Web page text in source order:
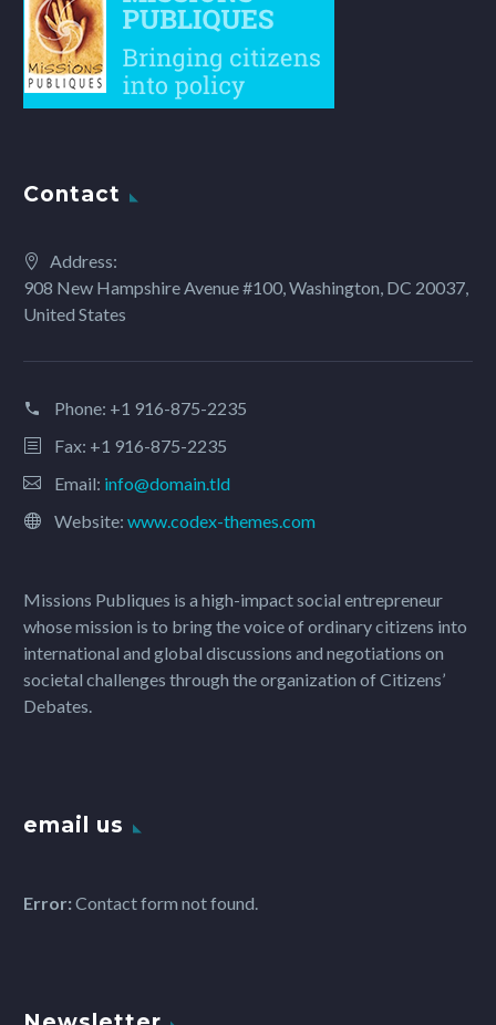
Contact
Address:
908 New Hampshire Avenue #100, Washington, DC 20037,
United States
Phone: +1 916-875-2235
Fax: +1 916-875-2235
Email: info@domain.tld
Website: www.codex-themes.com
Missions Publiques is a high-impact social entrepreneur
whose mission is to bring the voice of ordinary citizens into
international and global discussions and negotiations on
societal challenges through the organization of Citizens’
Debates.
email us
Error:Contact form not found.